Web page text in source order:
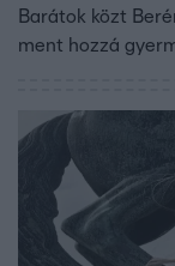
Barátok közt
ment hozzá